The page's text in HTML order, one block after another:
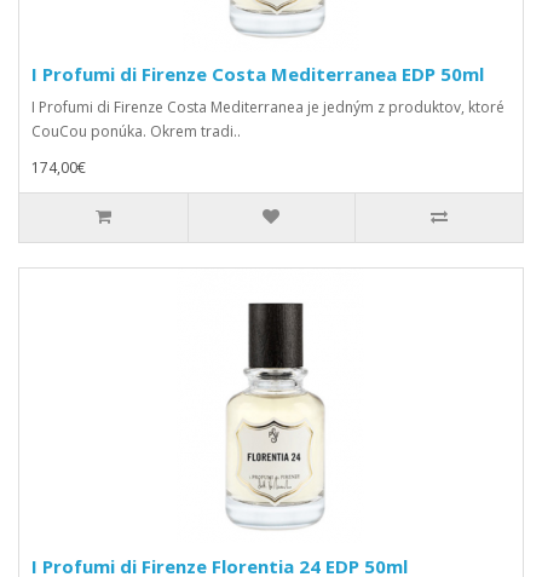
I Profumi di Firenze Costa Mediterranea EDP 50ml
I Profumi di Firenze Costa Mediterranea je jedným z produktov, ktoré
CouCou ponúka. Okrem tradi..
174,00€
I Profumi di Firenze Florentia 24 EDP 50ml